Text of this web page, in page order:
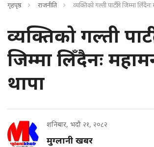
गृहपृष्ठ राजनीति व्यक्तिको गल्ती पार्टीले जिम्मा लिँदैनः
व्यक्तिको गल्ती
जिम्मा लिँदैनः
थापा
शनिबार, भदौ २१, २०८२
मुग्लानी खबर